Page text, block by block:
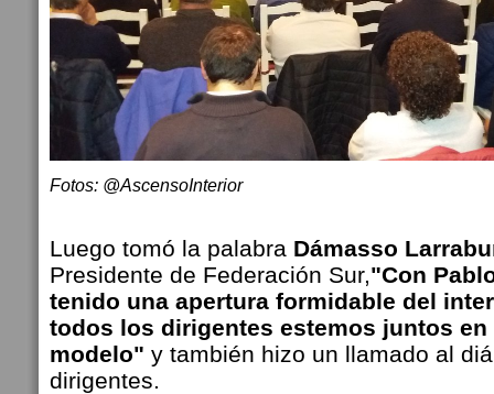
Fotos: @AscensoInterior
Luego tomó la palabra Dámasso
Presidente de Federación Sur,"Con
tenido una apertura formidable del
todos los dirigentes estemos juntos en
modelo" y también hizo un llamado al
dirigentes.